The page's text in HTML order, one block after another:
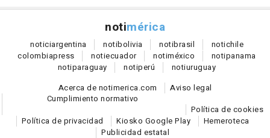
notimérica
noticiargentina notibolivia notibrasil notichile
colombiapress notiecuador notiméxico notipanama
notiparaguay notiperú notiuruguay
Acerca de notimerica.com
Aviso legal
Cumplimiento normativo
Política de cookies
Política de privacidad
Kiosko Google Play
Hemeroteca
Publicidad estatal